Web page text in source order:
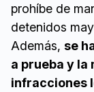
prohíbe de
detenidos
Además, se
a prueba y la
infracciones